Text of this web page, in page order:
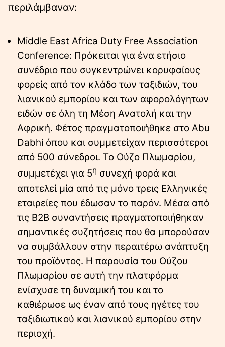
περιλάμβαναν:
Middle East Africa Duty Free Association
Conference: Πρόκειται για ένα ετήσιο
συνέδριο που συγκεντρώνει κορυφαίους
φορείς από τον κλάδο των ταξιδιών, του
λιανικού εμπορίου και των αφορολόγητων
ειδών σε όλη τη Μέση Ανατολή και την
Αφρική. Φέτος πραγματοποιήθηκε στο Abu
Dabhi όπου και συμμετείχαν περισσότεροι
από 500 σύνεδροι. Το Ούζο Πλωμαρίου,
συμμετέχει για 5η συνεχή φορά και
αποτελεί μία από τις μόνο τρεις Ελληνικές
εταιρείες που έδωσαν το παρόν. Μέσα από
τις B2B συναντήσεις πραγματοποιήθηκαν
σημαντικές συζητήσεις που θα μπορούσαν
να συμβάλλουν στην περαιτέρω ανάπτυξη
του προϊόντος. Η παρουσία του Ούζου
Πλωμαρίου σε αυτή την πλατφόρμα
ενίσχυσε τη δυναμική του και το
καθιέρωσε ως έναν από τους ηγέτες του
ταξιδιωτικού και λιανικού εμπορίου στην
περιοχή.